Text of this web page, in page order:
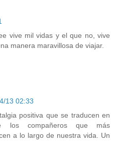
vive mil vidas y el que no, vive
manera maravillosa de viajar.
13 02:33
positiva que se traducen en
los compañeros que más
a lo largo de nuestra vida. Un